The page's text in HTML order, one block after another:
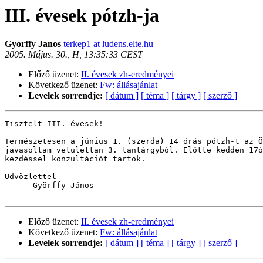
III. évesek pótzh-ja
Gyorffy Janos terkep1 at ludens.elte.hu
2005. Május. 30., H, 13:35:33 CEST
Előző üzenet: II. évesek zh-eredményei
Következő üzenet: Fw: állásajánlat
Levelek sorrendje: [ dátum ] [ téma ] [ tárgy ] [ szerző ]
Tisztelt III. évesek!
Természetesen a június 1. (szerda) 14 órás pótzh-t az
javasoltam vetülettan 3. tantárgyból. Előtte kedden
kezdéssel konzultációt tartok.
Üdvözlettel
      Györffy János
Előző üzenet: II. évesek zh-eredményei
Következő üzenet: Fw: állásajánlat
Levelek sorrendje: [ dátum ] [ téma ] [ tárgy ] [ szerző ]